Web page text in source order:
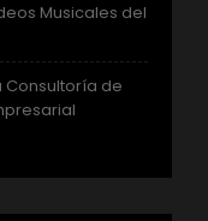
Musicales del
Consultoría de